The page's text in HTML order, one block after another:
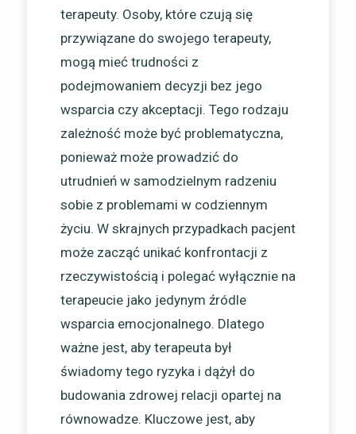
terapeuty. Osoby, które czują się
przywiązane do swojego terapeuty,
mogą mieć trudności z
podejmowaniem decyzji bez jego
wsparcia czy akceptacji. Tego rodzaju
zależność może być problematyczna,
ponieważ może prowadzić do
utrudnień w samodzielnym radzeniu
sobie z problemami w codziennym
życiu. W skrajnych przypadkach pacjent
może zacząć unikać konfrontacji z
rzeczywistością i polegać wyłącznie na
terapeucie jako jedynym źródle
wsparcia emocjonalnego. Dlatego
ważne jest, aby terapeuta był
świadomy tego ryzyka i dążył do
budowania zdrowej relacji opartej na
równowadze. Kluczowe jest, aby